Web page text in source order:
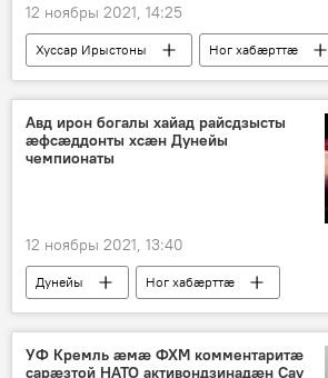
12 ноябры 2021, 14:25
Хуссар Ирыстоны Ног хабӕрттӕ
Авд ирон богалы хайад райсдзысты
ӕфсӕддонты хсӕн Дунейы
чемпионаты
12 ноябры 2021, 13:40
Дунейы
Ног хабӕрттӕ
Цӕгат Ирыстон
Спорт
УФ Кремль ӕмӕ ФХМ комментаритӕ
сарӕзтой НАТО активондзинадӕн Сау